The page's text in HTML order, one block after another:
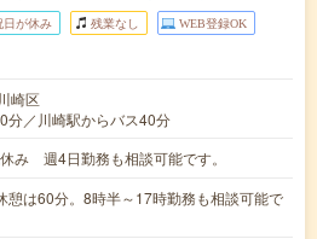
日が休み 残業なし WEB登録OK
川崎区
分／川崎駅からバス40分
み 週4日勤務も相談可能です。
は60分。8時半～17時勤務も相談可能で